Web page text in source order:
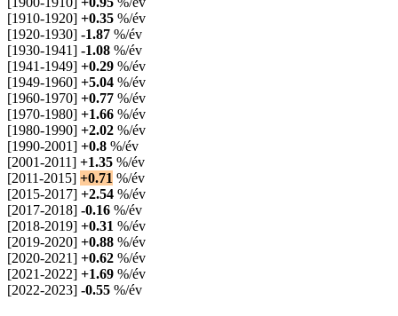
[1910-1920] +0.35 %/év
[1920-1930] -1.87 %/év
[1930-1941] -1.08 %/év
[1941-1949] +0.29 %/év
[1949-1960] +5.04 %/év
[1960-1970] +0.77 %/év
[1970-1980] +1.66 %/év
[1980-1990] +2.02 %/év
[1990-2001] +0.8 %/év
[2001-2011] +1.35 %/év
[2011-2015] +0.71 %/év
[2015-2017] +2.54 %/év
[2017-2018] -0.16 %/év
[2018-2019] +0.31 %/év
[2019-2020] +0.88 %/év
[2020-2021] +0.62 %/év
[2021-2022] +1.69 %/év
[2022-2023] -0.55 %/év